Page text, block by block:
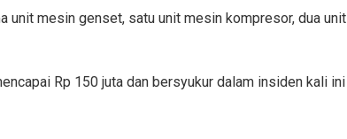
unit mesin genset, satu unit mesin kompresor, dua unit
Rp 150 juta dan bersyukur dalam insiden kali ini